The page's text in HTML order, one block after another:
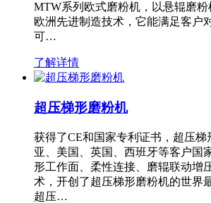
MTW系列欧式磨粉机，以悬辊磨粉
欧洲先进制造技术，它能满足客户
可…
了解详情
超压梯形磨粉机
获得了CE和国家专利证书，超压梯
亚、美国、英国、西班牙等客户国
形工作面、柔性连接、磨辊联动增
术，开创了超压梯形磨粉机的世界
超压…